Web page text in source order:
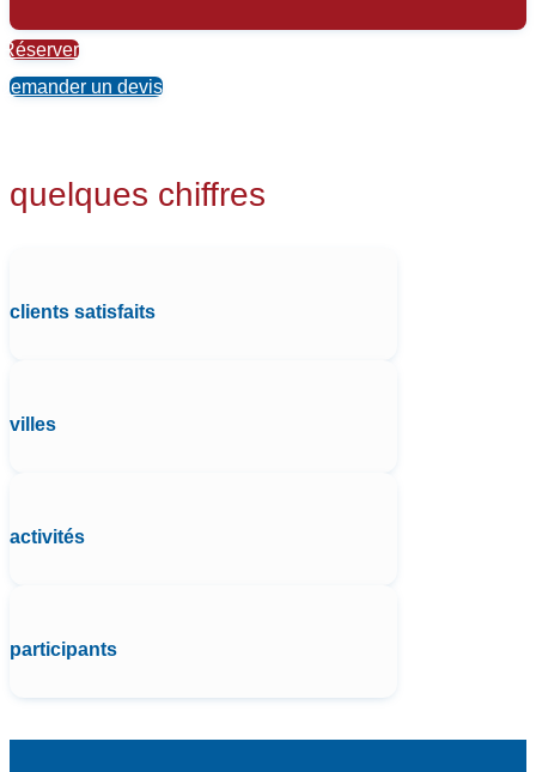
Réserver
un devis
quelques chiffres
clients satisfaits
villes
activités
participants